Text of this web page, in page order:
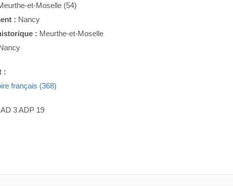
et-Moselle (54)
: Nancy
: Meurthe-et-Moselle
:
français (368)
AD 3 ADP 19